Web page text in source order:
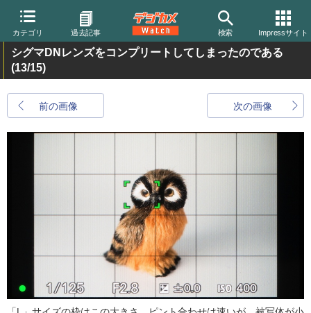
カテゴリ 過去記事 検索 Impressサイト
シグマDNレンズをコンプリートしてしまったのである
(13/15)
前の画像 次の画像